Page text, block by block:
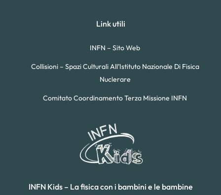
Link utili
INFN – Sito Web
Collisioni – Spazi Culturali All’Istituto Nazionale Di Fisica
Nuclerare
Comitato Coordinamento Terza Missione INFN
INFN Kids – La fisica con i bambini e le bambine